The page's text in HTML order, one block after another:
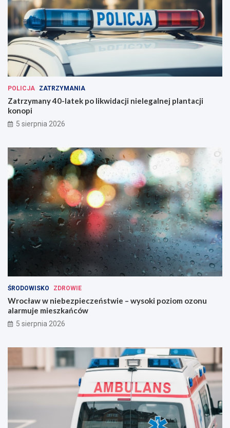
POLICJA ZATRZYMANIA
Zatrzymany 40-latek po likwidacji nielegalnej plantacji
konopi
5 sierpnia 2026
ŚRODOWISKO ZDROWIE
Wrocław w niebezpieczeństwie – wysoki poziom ozonu
alarmuje mieszkańców
5 sierpnia 2026